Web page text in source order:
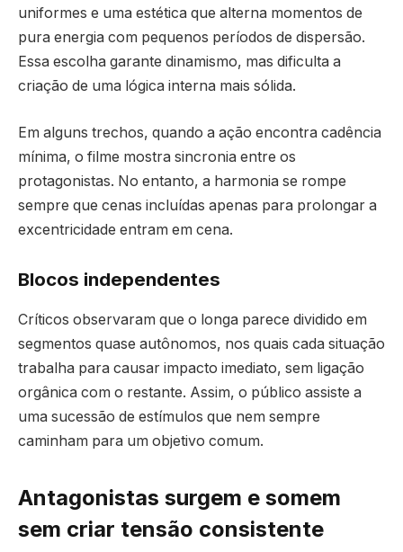
uniformes e uma estética que alterna momentos de
pura energia com pequenos períodos de dispersão.
Essa escolha garante dinamismo, mas dificulta a
criação de uma lógica interna mais sólida.
Em alguns trechos, quando a ação encontra cadência
mínima, o filme mostra sincronia entre os
protagonistas. No entanto, a harmonia se rompe
sempre que cenas incluídas apenas para prolongar a
excentricidade entram em cena.
Blocos independentes
Críticos observaram que o longa parece dividido em
segmentos quase autônomos, nos quais cada situação
trabalha para causar impacto imediato, sem ligação
orgânica com o restante. Assim, o público assiste a
uma sucessão de estímulos que nem sempre
caminham para um objetivo comum.
Antagonistas surgem e somem
sem criar tensão consistente